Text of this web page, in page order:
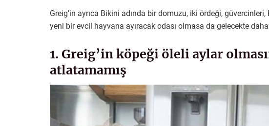
Greig’in ayrıca Bikini adında bir domuzu, iki ördeği,
yeni bir evcil hayvana ayıracak odası olmasa da gelecekte
1. Greig’in köpeği öleli aylar
atlatamamış